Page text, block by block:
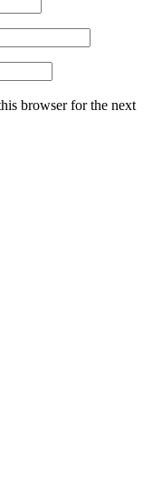
browser for the next